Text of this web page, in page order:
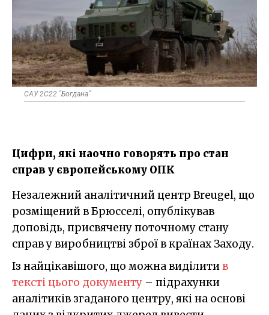
САУ 2С22 "Богдана"
Цифри, які наочно говорять про стан
справ у європейському ОПК
Незалежний аналітичний центр Breugel, що
розміщений в Брюсселі, опублікував
доповідь, присвячену поточному стану
справ у виробництві зброї в країнах Заходу.
Із найцікавішого, що можна виділитив
тексті цього документу – підрахунки
аналітиків згаданого центру, які на основі